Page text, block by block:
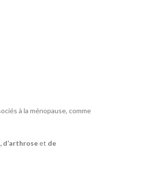
à la ménopause, comme
d’arthroseet de